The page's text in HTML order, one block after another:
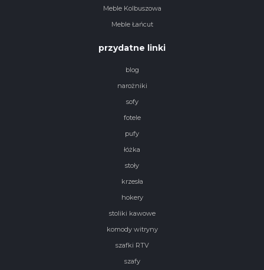
Meble Kolbuszowa
Meble Łańcut
przydatne linki
blog
narożniki
sofy
fotele
pufy
łóżka
stoły
krzesła
hokery
stoliki kawowe
komody witryny
szafki RTV
szafy